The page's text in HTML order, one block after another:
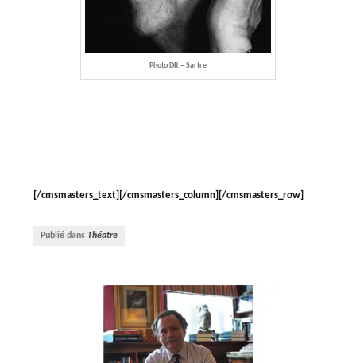
Photo DR – Sartre
[/cmsmasters_text][/cmsmasters_column][/cmsmasters_row]
Publié dansThéatre